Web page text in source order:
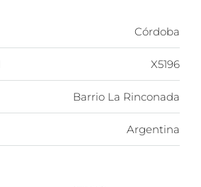
Córdoba
X5196
Barrio La Rinconada
Argentina